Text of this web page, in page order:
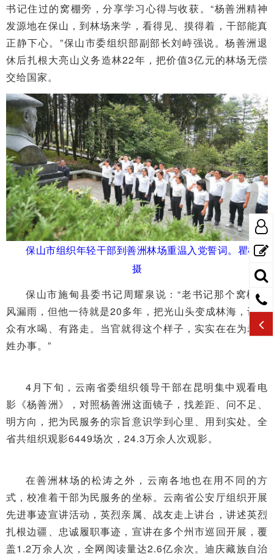
书记住过的窝棚旁，分享学习心得与收获。“杨善洲精神
发源地在保山，到林场来学，看得见、摸得着，干部能真
正静下心。”保山市委组织部副部长刘峙强说。杨善洲退
休后扎根大亮山义务造林22年，把价值3亿元的林场无偿
交给国家。
保山市组织年轻干部到善洲林场重温入党誓词。 瞿柯南
摄
保山市施甸县委书记周耀泉说：“老书记那个窝棚漏
风漏雨，但他一待就是20多年，把光山头变成林海，让群
众有水喝、有路走。当官就得这个样子，实实在在为老百
姓办事。”
4月下旬，云南省委组织领导干部在昆明集中观看电
影《杨善洲》，对照杨善洲这面镜子，找差距、问不足、
明方向，把为民服务的宗旨意识学到心里、用到实处。全
省共组织观影6449场次，24.3万余人次观影。
在善洲林场的松涛之外，云南各地也在用不同的方
式，校准着干部为民服务的坐标。云南省公安厅组织开展
先进事迹宣讲活动，英烈亲属、战友走上讲台，讲述英烈
扎根边疆、忠诚履职事迹，宣讲在多个州市巡回开展，覆
盖1.2万余人次，全网阅读量达2.6亿余次。迪庆藏族自治